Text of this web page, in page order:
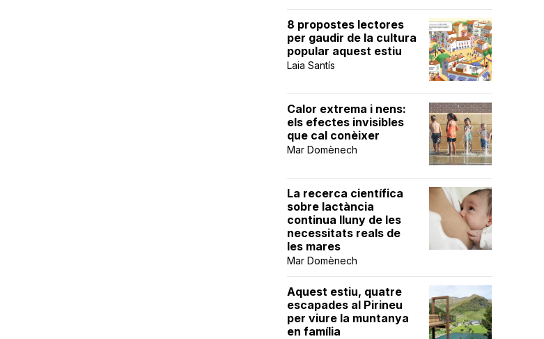
8 propostes lectores
per gaudir de la cultura
popular aquest estiu
Laia Santís
Calor extrema i nens:
els efectes invisibles
que cal conèixer
Mar Domènech
La recerca científica
sobre lactància
continua lluny de les
necessitats reals de
les mares
Mar Domènech
Aquest estiu, quatre
escapades al Pirineu
per viure la muntanya
en família